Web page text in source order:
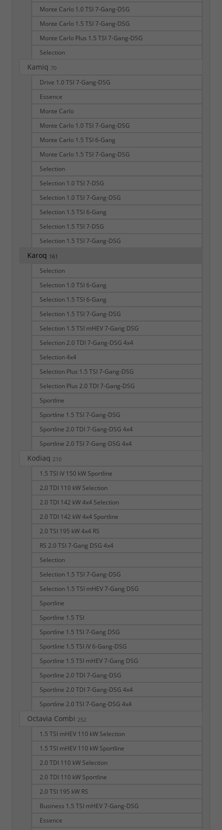
Monte Carlo 1.0 TSI 7-Gang-DSG
Monte Carlo 1.5 TSI 7-Gang-DSG
Monte Carlo Plus 1.5 TSI 7-Gang-DSG
Selection
Kamiq 70
Drive 1.0 TSI 7-Gang-DSG
Essence
Monte Carlo
Monte Carlo 1.0 TSI 7-Gang-DSG
Monte Carlo 1.5 TSI 6-Gang
Monte Carlo 1.5 TSI 7-Gang-DSG
Selection
Selection 1.0 TSI 7-DSG
Selection 1.0 TSI 7-Gang-DSG
Selection 1.5 TSI 6-Gang
Selection 1.5 TSI 7-DSG
Selection 1.5 TSI 7-Gang-DSG
Karoq 161
Selection
Selection 1.0 TSI 6-Gang
Selection 1.5 TSI 6-Gang
Selection 1.5 TSI 7-Gang-DSG
Selection 1.5 TSI mHEV 7-Gang DSG
Selection 2.0 TDI 7-Gang-DSG 4x4
Selection 4x4
Selection Plus 1.5 TSI 7-Gang-DSG
Selection Plus 2.0 TDI 7-Gang-DSG
Sportline
Sportline 1.5 TSI 7-Gang-DSG
Sportline 2.0 TDI 7-Gang-DSG 4x4
Sportline 2.0 TSI 7-Gang-DSG 4x4
Kodiaq 210
1.5 TSI iV 150 kW Sportline
2.0 TDI 110 kW Selection
2.0 TDI 142 kW 4x4 Selection
2.0 TDI 142 kW 4x4 Sportline
2.0 TSI 195 kW 4x4 RS
RS 2.0 TSI 7-Gang DSG 4x4
Selection
Selection 1.5 TSI 7-Gang-DSG
Selection 1.5 TSI mHEV 7-Gang DSG
Sportline
Sportline 1.5 TSI
Sportline 1.5 TSI 7-Gang DSG
Sportline 1.5 TSI iV 6-Gang-DSG
Sportline 1.5 TSI mHEV 7-Gang DSG
Sportline 2.0 TDI 7-Gang-DSG
Sportline 2.0 TDI 7-Gang-DSG 4x4
Sportline 2.0 TSI 7-Gang-DSG 4x4
Octavia Combi 252
1.5 TSI mHEV 110 kW Selection
1.5 TSI mHEV 110 kW Sportline
2.0 TDI 110 kW Selection
2.0 TDI 110 kW Sportline
2.0 TSI 195 kW RS
Business 1.5 TSI mHEV 7-Gang-DSG
Essence